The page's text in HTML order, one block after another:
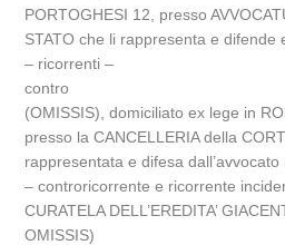
PORTOGHESI 12, presso
STATO che li rappresenta e difende
– ricorrenti –
contro
(OMISSIS), domiciliato ex lege in
presso la CANCELLERIA della
rappresentata e difesa dall’avvocato
– controricorrente e ricorrente
CURATELA DELL’EREDITA’
OMISSIS)